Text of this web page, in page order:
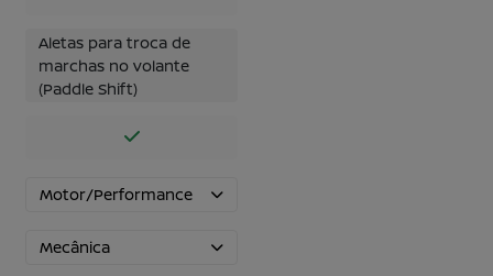
Aletas para troca de
marchas no volante
(Paddle Shift)
Motor/Performance
Mecânica